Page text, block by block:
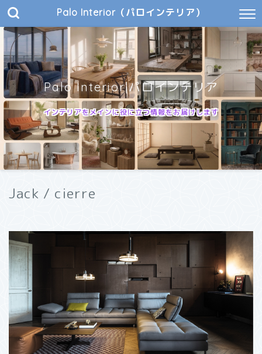
Palo Interior（パロインテリア）
Palo Interior|パロインテリア
インテリアをメインに役に立つ情報をお届けします
Jack / cierre